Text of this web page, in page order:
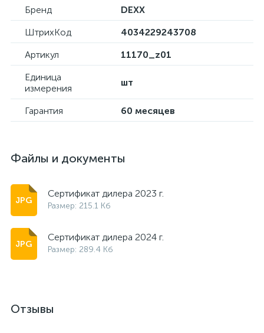
Бренд
DEXX
ШтрихКод
4034229243708
Артикул
11170_z01
Единица
измерения
шт
Гарантия 60 месяцев
Файлы и документы
Сертификат дилера 2023 г.
Размер: 215.1 Кб
Сертификат дилера 2024 г.
Размер: 289.4 Кб
Отзывы